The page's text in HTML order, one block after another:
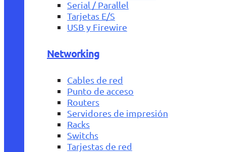
Serial / Parallel
Tarjetas E/S
USB y Firewire
Networking
Cables de red
Punto de acceso
Routers
Servidores de impresión
Racks
Switchs
Tarjestas de red